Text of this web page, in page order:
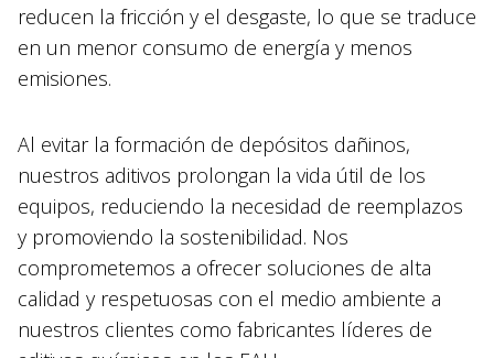
reducen la fricción y el desgaste, lo que se traduce
en un menor consumo de energía y menos
emisiones.
Al evitar la formación de depósitos dañinos,
nuestros aditivos prolongan la vida útil de los
equipos, reduciendo la necesidad de reemplazos
y promoviendo la sostenibilidad. Nos
comprometemos a ofrecer soluciones de alta
calidad y respetuosas con el medio ambiente a
nuestros clientes como fabricantes líderes de